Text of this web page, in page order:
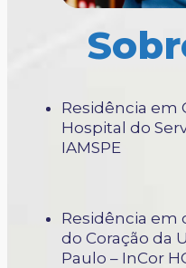
Residência em
Hospital do
IAMSPE
Residência em
do Coração da
Paulo – InCor